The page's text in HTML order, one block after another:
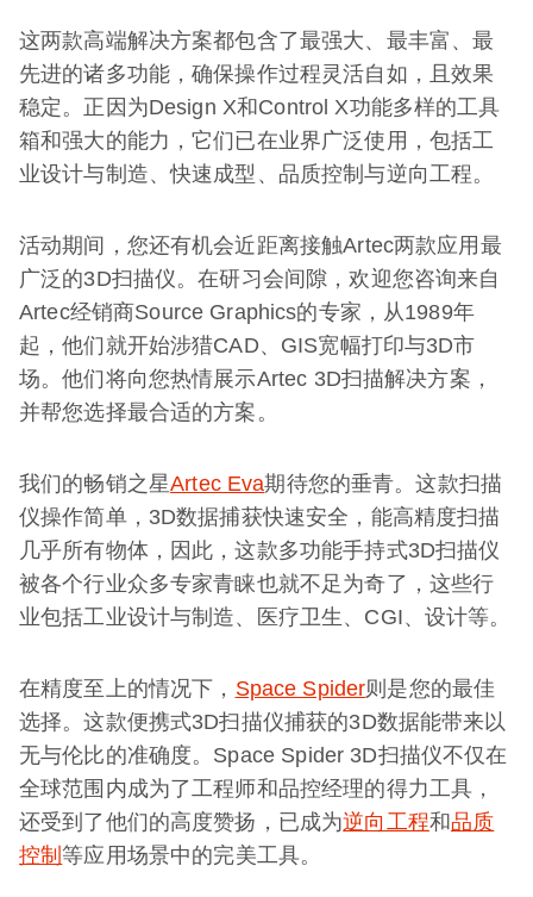
这两款高端解决方案都包含了最强大、最丰富、最
先进的诸多功能，确保操作过程灵活自如，且效果
稳定。正因为Design X和Control X功能多样的工具
箱和强大的能力，它们已在业界广泛使用，包括工
业设计与制造、快速成型、品质控制与逆向工程。
活动期间，您还有机会近距离接触Artec两款应用最
广泛的3D扫描仪。在研习会间隙，欢迎您咨询来自
Artec经销商Source Graphics的专家，从1989年
起，他们就开始涉猎CAD、GIS宽幅打印与3D市
场。他们将向您热情展示Artec 3D扫描解决方案，
并帮您选择最合适的方案。
我们的畅销之星Artec Eva期待您的垂青。这款扫描
仪操作简单，3D数据捕获快速安全，能高精度扫描
几乎所有物体，因此，这款多功能手持式3D扫描仪
被各个行业众多专家青睐也就不足为奇了，这些行
业包括工业设计与制造、医疗卫生、CGI、设计等。
在精度至上的情况下， Space Spider则是您的最佳
选择。这款便携式3D扫描仪捕获的3D数据能带来以
无与伦比的准确度。Space Spider 3D扫描仪不仅在
全球范围内成为了工程师和品控经理的得力工具，
还受到了他们的高度赞扬，已成为逆向工程和品质
控制等应用场景中的完美工具。